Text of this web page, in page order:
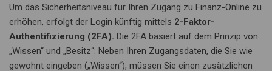
Um das Sicherheitsniveau für Ihren Zugang zu Finanz-Online zu
erhöhen, erfolgt der Login künftig mittels 2-Faktor-
Authentifizierung (2FA). Die 2FA basiert auf dem Prinzip von
„Wissen“ und „Besitz“: Neben Ihren Zugangsdaten, die Sie wie
gewohnt eingeben („Wissen“), müssen Sie einen zusätzlichen